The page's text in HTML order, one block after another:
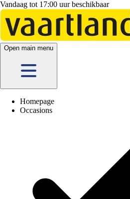
Vandaag tot 17:00 uur beschikbaar
Open main menu
Homepage
Occasions